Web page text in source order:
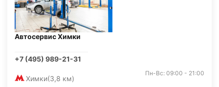
Автосервис Химки
+7 (495) 989-21-31
Химки(3,8 км)
Пн-Вс: 09:00 - 21:00